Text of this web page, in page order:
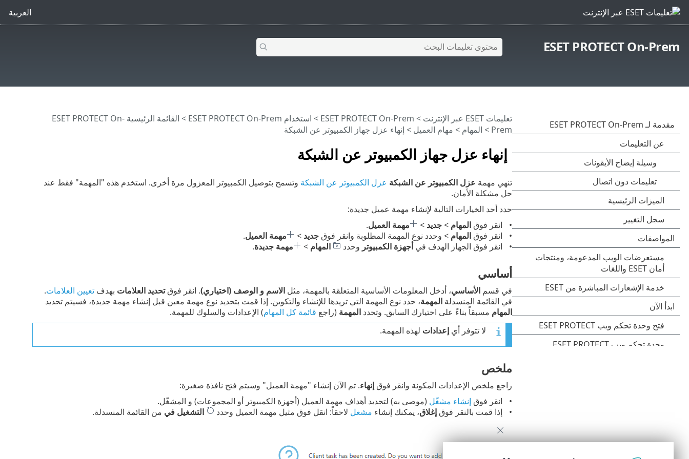
العربية
ESET PROTECT On-Prem
إنهاء عزل جهاز الكمبيوتر عن الشبكة
تعليمات ESET عبر الإنترنت >
ESET PROTECT On-Prem
> استخدام ‎ESET PROTECT On-Prem >
القائمة الرئيسية ESET PROTECT On-
Prem
> المهام > مهام العميل > إنهاء عزل جهاز الكمبيوتر عن الشبكة
تنهي مهمة عزل الكمبيوتر عن الشبكة عزل الكمبيوتر عن الشبكة وتسمح بتوصيل الكمبيوتر المعزول مرة أخرى. استخدم هذه "المهمة" فقط عند
حل مشكلة الأمان.
حدد أحد الخيارات التالية لإنشاء مهمة عميل جديدة:
انقر فوقالمهام >جديد > مهمة العميل.
انقر فوقالمهام > وحدد نوع المهمة المطلوبة وانقر فوقجديد > مهمة العميل.
انقر فوق الجهاز الهدف فيأجهزة الكمبيوتر وحدد المهام > مهمة جديدة.
أساسي
في قسم الأساسي، أدخل المعلومات الأساسية المتعلقة بالمهمة، مثل الاسم و الوصف (اختياري). انقر فوقتحديد العلامات بهدف تعيين العلامات.
في القائمة المنسدلة المهمة، حدد نوع المهمة التي تريدها للإنشاء والتكوين. إذا قمت بتحديد نوع مهمة معين قبل إنشاء مهمة جديدة، فسيتم تحديد
المهام مسبقاً بناءً على اختيارك السابق. وتحدد المهمة (راجع قائمة كل المهام) الإعدادات والسلوك للمهمة.
لا تتوفر أي إعدادات لهذه المهمة.
ملخص
راجع ملخص الإعدادات المكونة وانقر فوقإنهاء. تم الآن إنشاء "مهمة العميل" وسيتم فتح نافذة صغيرة:
انقر فوق إنشاء مشغّل (موصى به) لتحديد أهداف مهمة العميل (أجهزة الكمبيوتر أو المجموعات) و المشغّل.
إذا قمت بالنقر فوقإغلاق، يمكنك إنشاء مشغل لاحقاً: انقل فوق مثيل مهمة العميل وحدد التشغيل في من القائمة المنسدلة.